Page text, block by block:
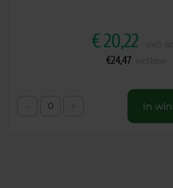
€20,22
€24,47
In